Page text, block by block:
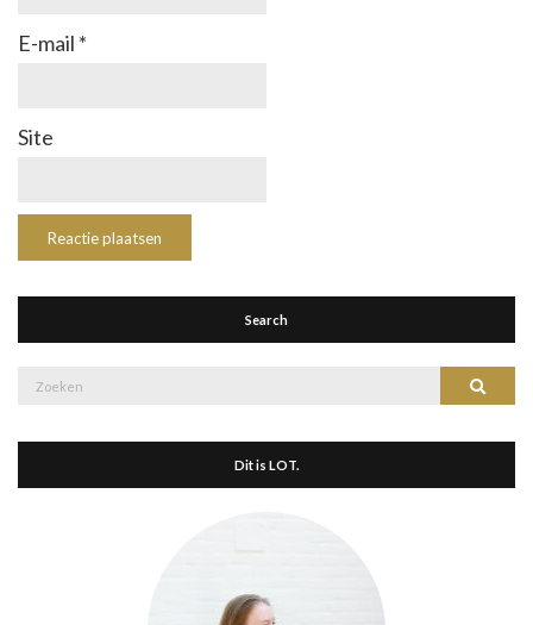
E-mail *
Site
Search
Zoek
Dit is LOT.